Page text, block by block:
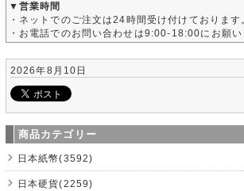
▼営業時間
・ネットでのご注文は24時間受け付けております
・お電話でのお問い合わせは9:00-18:00にお願い
2026年8月10日
商品カテゴリー
日本紙幣(3592)
日本硬貨(2259)